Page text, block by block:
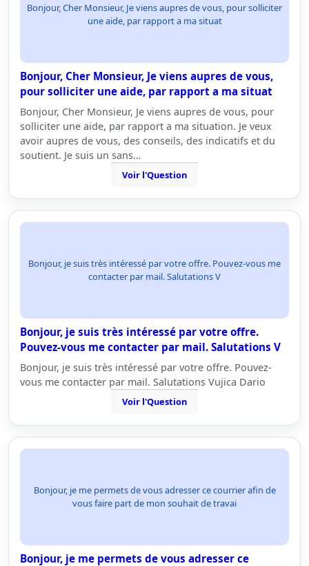
Bonjour, Cher Monsieur, Je viens aupres de vous, pour solliciter
une aide, par rapport a ma situat
Bonjour, Cher Monsieur, Je viens aupres de vous,
pour solliciter une aide, par rapport a ma situat
Bonjour, Cher Monsieur, Je viens aupres de vous, pour
solliciter une aide, par rapport a ma situation. Je veux
avoir aupres de vous, des conseils, des indicatifs et du
soutient. Je suis un sans…
Voir l'Question
Bonjour, je suis très intéressé par votre offre. Pouvez-vous me
contacter par mail. Salutations V
Bonjour, je suis très intéressé par votre offre.
Pouvez-vous me contacter par mail. Salutations V
Bonjour, je suis très intéressé par votre offre. Pouvez-
vous me contacter par mail. Salutations Vujica Dario
Voir l'Question
Bonjour, je me permets de vous adresser ce courrier afin de
vous faire part de mon souhait de travai
Bonjour, je me permets de vous adresser ce